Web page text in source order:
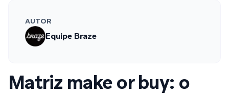
AUTOR
Equipe Braze
Matriz make or buy: o